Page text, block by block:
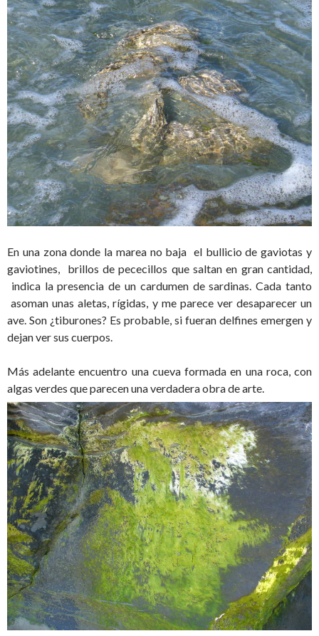
En una zona donde la marea no baja el bullicio de gaviotas y
gaviotines, brillos de pececillos que saltan en gran cantidad,
indica la presencia de un cardumen de sardinas. Cada tanto
asoman unas aletas, rígidas, y me parece ver desaparecer un
ave. Son ¿tiburones? Es probable, si fueran delfines emergen y
dejan ver sus cuerpos.
Más adelante encuentro una cueva formada en una roca, con
algas verdes que parecen una verdadera obra de arte.